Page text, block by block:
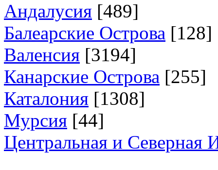
Андалусия [489]
Балеарские Острова [128]
Валенсия [3194]
Канарские Острова [255]
Каталония [1308]
Мурсия [44]
Центральная и Северная